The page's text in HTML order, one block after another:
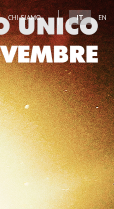
IT EN
CHI SIAMO